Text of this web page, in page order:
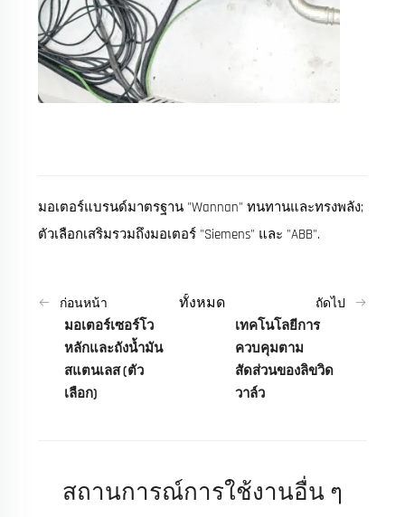
มอเตอร์แบรนด์มาตรฐาน "Wannan" ทนทานและทรงพลัง;
ตัวเลือกเสริมรวมถึงมอเตอร์ "Siemens" และ "ABB".
ก่อนหน้า
มอเตอร์เซอร์โว
หลักและถังน้ำมัน
สแตนเลส (ตัว
เลือก)
ทั้งหมด ถัดไป
เทคโนโลยีการ
ควบคุมตาม
สัดส่วนของลิขวิด
วาล์ว
สถานการณ์การใช้งานอื่น ๆ